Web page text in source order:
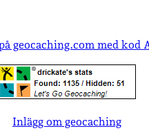
Inlägg om geocaching